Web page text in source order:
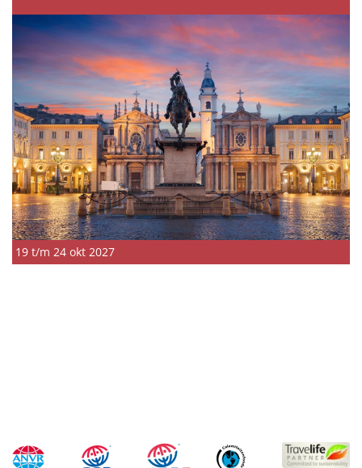
19 t/m 24 okt 2027